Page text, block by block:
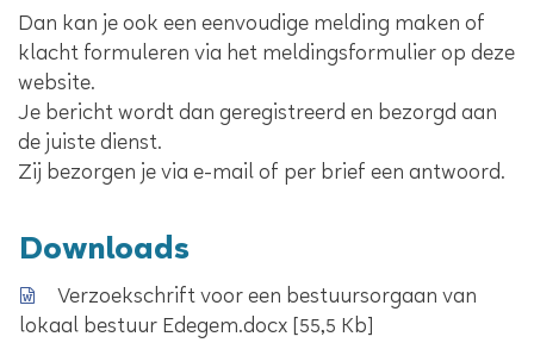
Dan kan je ook een eenvoudige melding maken of
klacht formuleren via het meldingsformulier op deze
website.
Je bericht wordt dan geregistreerd en bezorgd aan
de juiste dienst.
Zij bezorgen je via e-mail of per brief een antwoord.
Downloads
Verzoekschrift voor een bestuursorgaan van
lokaal bestuur Edegem.docx 55,5 Kb